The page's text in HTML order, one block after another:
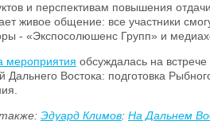
и перспективам повышения
живое общение: все участники
- «Экспосолюшенс Групп» и
мероприятия обсуждалась на
Дальнего Востока: подготовка
Эдуард Климов: На Дальнем